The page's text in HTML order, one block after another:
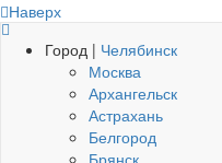
Наверх
Город | Челябинск
Москва
Архангельск
Астрахань
Белгород
Брянск